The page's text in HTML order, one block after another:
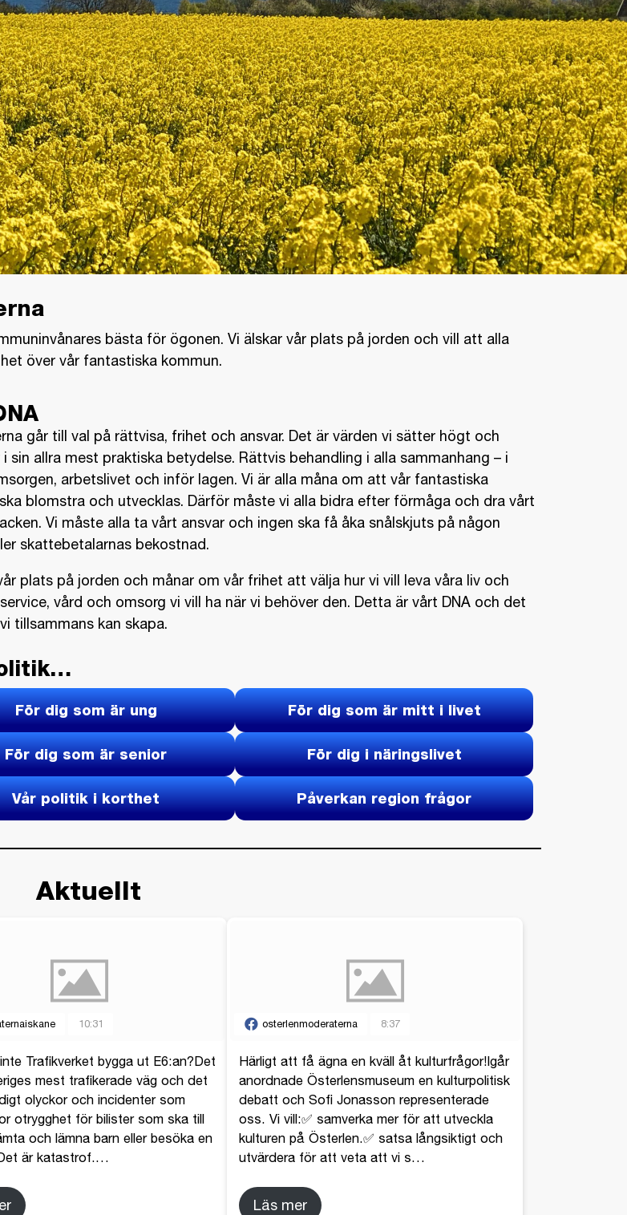
bästa för ögonen. Vi älskar vår plats på jorden och vill att alla
över vår fantastiska kommun.
går till val på rättvisa, frihet och ansvar. Det är värden vi sätter högt och
i sin allra mest praktiska betydelse. Rättvis behandling i alla sammanhang – i
arbetslivet och inför lagen. Vi är alla måna om att vår fantastiska
blomstra och utvecklas. Därför måste vi alla bidra efter förmåga och dra vårt
Vi måste alla ta vårt ansvar och ingen ska få åka snålskjuts på någon
skattebetalarnas bekostnad.
plats på jorden och månar om vår frihet att välja hur vi vill leva våra liv och
vård och omsorg vi vill ha när vi behöver den. Detta är vårt DNA och det
tillsammans kan skapa.
För dig som är ung För dig som är mitt i livet
För dig som är senior För dig i näringslivet
Vår politik i korthet Påverkan region frågor
Aktuellt
10:31
Trafikverket bygga ut E6:an?Det
mest trafikerade väg och det
olyckor och incidenter som
otrygghet för bilister som ska till
och lämna barn eller besöka en
är katastrof.…
osterlenmoderaterna 8:37
Härligt att få ägna en kväll åt kulturfrågor!Igår
anordnade Österlensmuseum en kulturpolitisk
debatt och Sofi Jonasson representerade
oss. Vi vill:✅ samverka mer för att utveckla
kulturen på Österlen.✅ satsa långsiktigt och
utvärdera för att veta att vi s…
Läs mer